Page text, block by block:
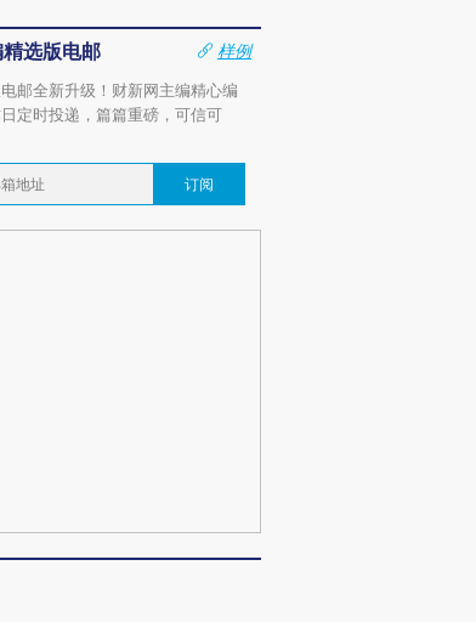
选版电邮
样例
邮全新升级！财新网主编精心编
定时投递，篇篇重磅，可信可
订阅